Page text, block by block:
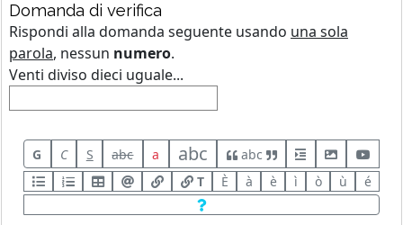
Domanda di verifica
Rispondi alla domanda seguente usando una sola
parola, nessun numero.
Venti diviso dieci uguale...
G C S abc a abc
abc
T
È à è ì ò ù é